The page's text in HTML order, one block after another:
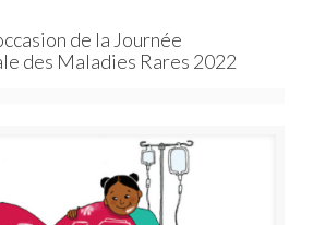
de la Journée
des Maladies Rares 2022